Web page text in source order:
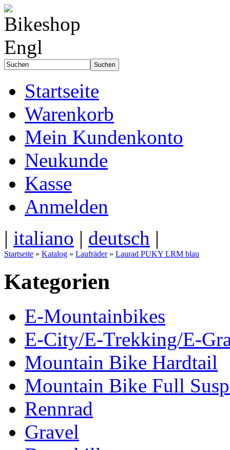
Startseite
Warenkorb
Mein Kundenkonto
Neukunde
Kasse
Anmelden
| italiano | deutsch |
Startseite » Katalog » Laufräder» Laurad PUKY LRM blau
Kategorien
E-Mountainbikes
E-City/E-Trekking/E-
Mountain Bike Hardtail
Mountain Bike Full
Rennrad
Gravel